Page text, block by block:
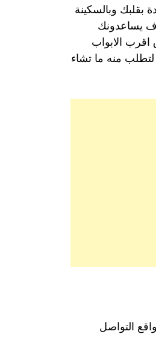
بقلبك وبالسكينة
يساعدونك
اقرب الابواب
لتطلب منه ما تشاء
التواصل